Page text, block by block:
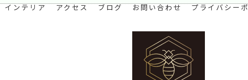
インテリア アクセス ブログ お問い合わせ プライバシー